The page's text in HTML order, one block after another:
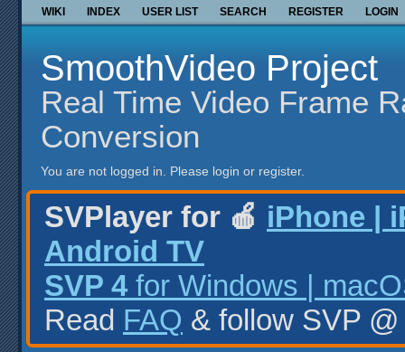
WIKI INDEX USER LIST SEARCH REGISTER LOGIN
SmoothVideo Project
Real Time Video Frame
Conversion
You are not logged in. Please login or register.
SVPlayer for 🍎 iPhone |
Android TV
SVP 4 for Windows |
Read FAQ & follow SVP